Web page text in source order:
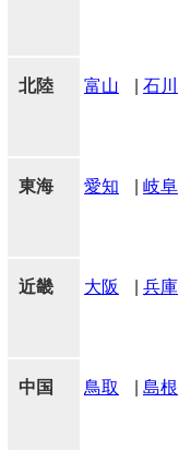
北陸 富山 石川
東海 愛知 岐阜
近畿 大阪 兵庫
中国 鳥取 島根